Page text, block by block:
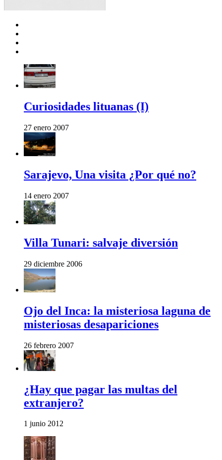
Curiosidades lituanas (I)
27 enero 2007
Sarajevo, Una visita ¿Por qué no?
14 enero 2007
Villa Tunari: salvaje diversión
29 diciembre 2006
Ojo del Inca: la misteriosa laguna de
misteriosas desapariciones
26 febrero 2007
¿Hay que pagar las multas del
extranjero?
1 junio 2012